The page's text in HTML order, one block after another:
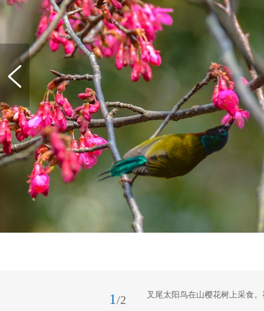
1 /2 叉尾太阳鸟在山樱花树上采食